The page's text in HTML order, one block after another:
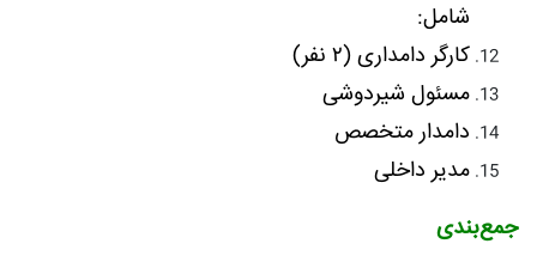
شامل:
کارگر دامداری (۲ نفر)
مسئول شیردوشی
دامدار متخصص
مدیر داخلی
جمع‌بندی